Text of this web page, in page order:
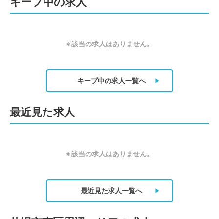
※該当の求人はありません。
キープ中の求人一覧へ
最近見た求人
※該当の求人はありません。
最近見た求人一覧へ